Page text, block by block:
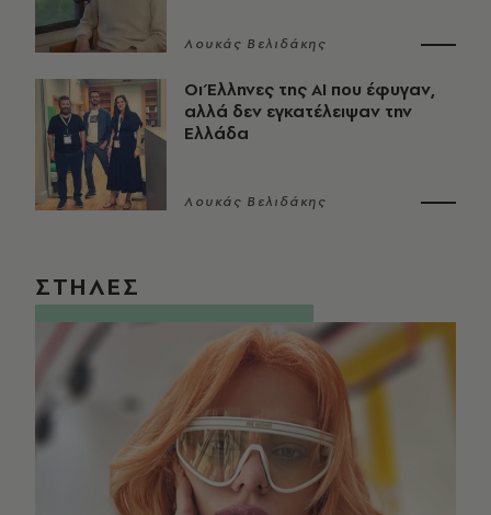
Λουκάς Βελιδάκης
Οι Έλληνες της ΑΙ που έφυγαν,
αλλά δεν εγκατέλειψαν την
Ελλάδα
Λουκάς Βελιδάκης
ΣΤΗΛΕΣ